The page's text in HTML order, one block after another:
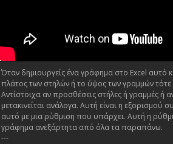
Όταν δημιουργείς ένα γράφημα στο Excel αυτό
πλάτος των στηλών ή το ύψος των γραμμών τότε
Αντίστοιχα αν προσθέσεις στήλες ή γραμμές ή
μετακινείται ανάλογα. Αυτή είναι η
αυτό με μια ρύθμιση που υπάρχει. Αυτή η
γράφημα ανεξάρτητα από όλα τα παραπάνω.
---